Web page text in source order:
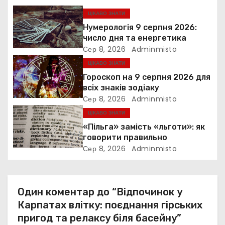
я
з
а
п
и
с
і
ЦІКАВО ЗНАТИ
Нумерологія 9 серпня 2026:
число дня та енергетика
Сер 8, 2026 Adminmisto
ЦІКАВО ЗНАТИ
Гороскоп на 9 серпня 2026 для
всіх знаків зодіаку
Сер 8, 2026 Adminmisto
ЦІКАВО ЗНАТИ
«Пільга» замість «льготи»: як
говорити правильно
Сер 8, 2026 Adminmisto
Один коментар до “Відпочинок у
Карпатах влітку: поєднання гірських
пригод та релаксу біля басейну”